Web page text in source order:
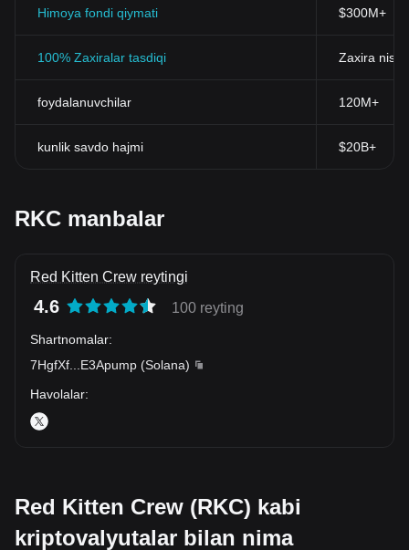
Himoya fondi qiymati $300M+
100% Zaxiralar tasdiqi Zaxira
foydalanuvchilar 120M+
kunlik savdo hajmi $20B+
RKC manbalar
Red Kitten Crew reytingi
4.6 100 reyting
Shartnomalar:
7HgfXf
E3Apump (Solana)
Havolalar:
Red Kitten Crew (RKC) kabi
kriptovalyutalar bilan nima